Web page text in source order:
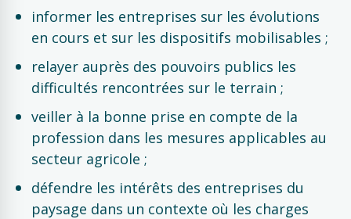
informer les entreprises sur les évolutions
en cours et sur les dispositifs mobilisables ;
relayer auprès des pouvoirs publics les
difficultés rencontrées sur le terrain ;
veiller à la bonne prise en compte de la
profession dans les mesures applicables au
secteur agricole ;
défendre les intérêts des entreprises du
paysage dans un contexte où les charges